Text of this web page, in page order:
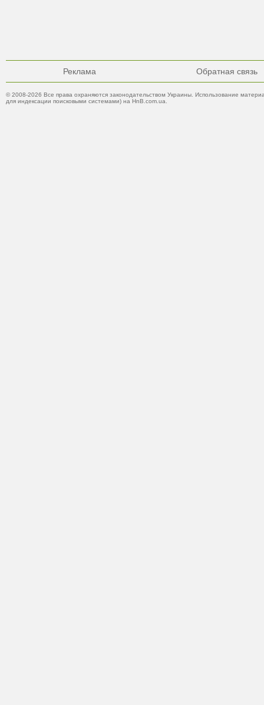
Реклама Обратная связь
© 2008-2026 Все права охраняются законодательством Украины. Использование
для индексации поисковыми системами) на HnB.com.ua.